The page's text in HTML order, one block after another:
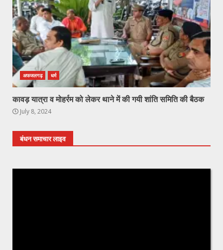
अफजलगढ़ धर्म
कावड़ यात्रा व मोहर्रम को लेकर थाने में की गयी शांति समिति की बैठक
July 8, 2024
बंधन समाचार लाइव